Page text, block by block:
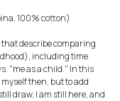
100% cotton)
describe comparing
including time
"me as a child." In this
then, but to add
draw, I am still here, and